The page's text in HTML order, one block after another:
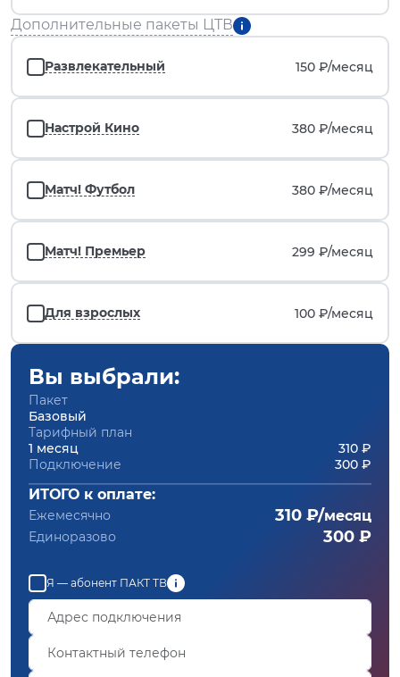
Дополнительные пакеты ЦТВ
Развлекательный 150 ₽/месяц
Настрой Кино 380 ₽/месяц
Матч! Футбол 380 ₽/месяц
Матч! Премьер 299 ₽/месяц
Для взрослых 100 ₽/месяц
Вы выбрали:
Пакет
Базовый
Тарифный план
1 месяц
310 ₽
Подключение
300 ₽
ИТОГО к оплате:
Ежемесячно 310 ₽/месяц
Единоразово 300 ₽
Я — абонент ПАКТ ТВ